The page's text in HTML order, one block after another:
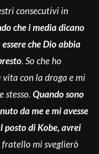
consecutivi in
che i media dicano
che Dio abbia
. So che ho
con la droga e mi
stesso. Quando sono
da me e mi avesse
posto di Kobe, avrei
mi sveglierò